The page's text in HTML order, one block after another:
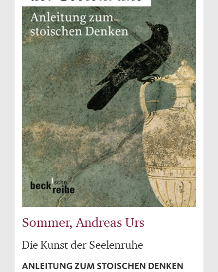
Sommer, Andreas Urs
Die Kunst der Seelenruhe
ANLEITUNG ZUM STOISCHEN DENKEN